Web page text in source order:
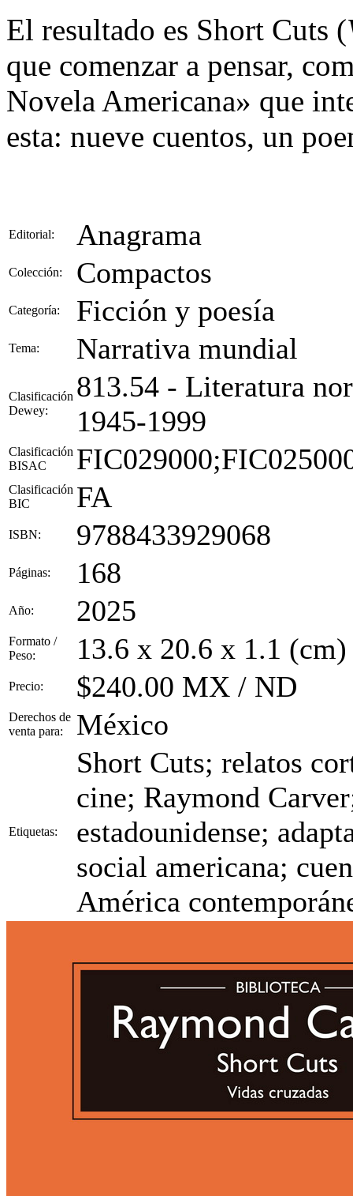
El resultado es Short Cuts (
que comenzar a pensar,
Novela Americana» que
esta: nueve cuentos, un
Editorial: Anagrama
Colección: Compactos
Categoría: Ficción y poesía
Tema: Narrativa mundial
Clasificación
Dewey:
813.54 - Literatura
1945-1999
Clasificación
BISAC
Clasificación
BIC
FA
ISBN: 9788433929068
Páginas: 168
Año: 2025
Formato /
Peso:
13.6 x 20.6 x 1.1
Precio: $240.00 MX / ND
Derechos de
venta para:
México
Etiquetas:
Short Cuts; relatos
cine; Raymond
estadounidense;
social americana;
América